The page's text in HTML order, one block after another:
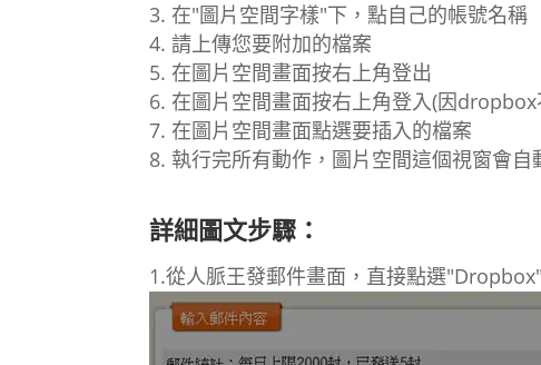
在"圖片空間字樣"下，點自己的帳號名稱
請上傳您要附加的檔案
在圖片空間畫面按右上角登出
在圖片空間畫面按右上角登入(因
在圖片空間畫面點選要插入的檔案
執行完所有動作，圖片空間這個視窗會
詳細圖文步驟：
1.從人脈王發郵件畫面，直接點選